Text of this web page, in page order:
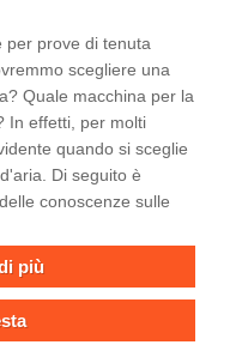
per prove di tenuta
scegliere una
Quale macchina per la
In effetti, per molti
quando si sceglie
Di seguito è
conoscenze sulle
più